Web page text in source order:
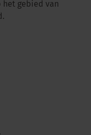
het gebied van